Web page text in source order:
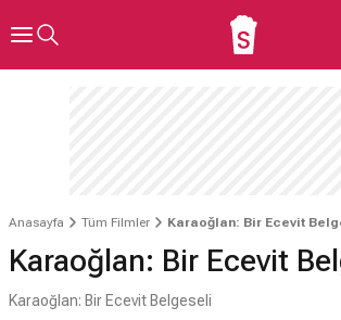
Anasayfa Tüm Filmler Karaoğlan: Bir Ecevit
Karaoğlan: Bir Ecevit
Karaoğlan: Bir Ecevit Belgeseli